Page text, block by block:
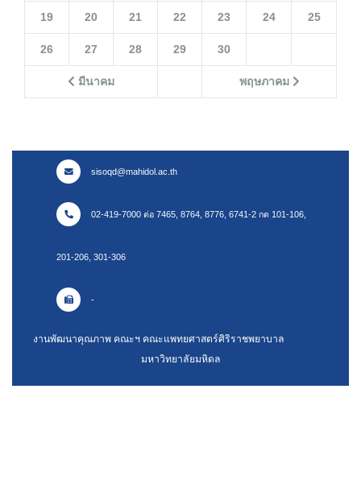
มีนาคม พฤษภาคม
19 20 21 22 23 24 25
26 27 28 29 30
sisoqd@mahidol.ac.th
02-419-7000 ต่อ 7465, 8764, 8776, 6741-2 กด 101-106,
201-206, 301-306
-
งานพัฒนาคุณภาพ คณะฯ คณะแพทยศาสตร์ศิริราชพยาบาล
มหาวิทยาลัยมหิดล